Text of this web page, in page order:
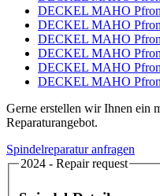
DECKEL MAHO
DECKEL MAHO
DECKEL MAHO
DECKEL MAHO
DECKEL MAHO
DECKEL MAHO
Gerne erstellen wir Ihnen ein
Reparaturangebot.
Spindelreparatur anfragen
2024 - Repair request